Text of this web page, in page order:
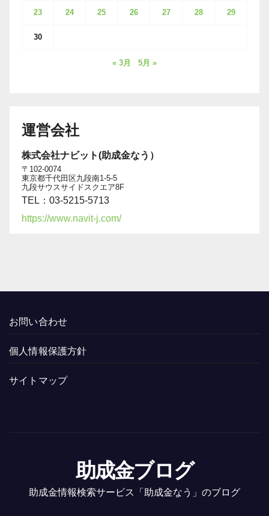
23 24 25 26 27 28 29
30
« 3月 5月 »
運営会社
株式会社ナビット(助成金なう）
〒102-0074
東京都千代田区九段南1-5-5
九段サウスサイドスクエア8F
TEL：03-5215-5713
https://www.navit-j.com/
お問い合わせ
個人情報保護方針
サイトマップ
助成金ブログ
助成金情報検索サービス「助成金なう」のブログ